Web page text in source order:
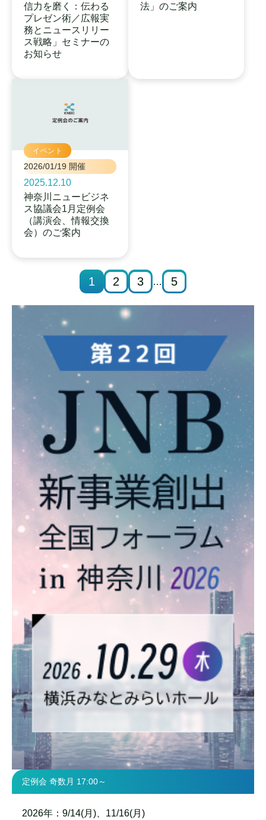
信力を磨く：伝わる
プレゼン術／広報実
務とニュースリリー
ス戦略」セミナーの
お知らせ
法」のご案内
2026/01/19 開催
イベント
2025.12.10
神奈川ニュービジネ
ス協議会1月定例会
（講演会、情報交換
会）のご案内
1 2 3 … 5
定例会 奇数月 17:00～
2026年：9/14(月)、11/16(月)